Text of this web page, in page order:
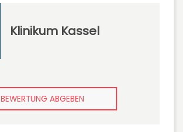
Klinikum Kassel
BEWERTUNG ABGEBEN